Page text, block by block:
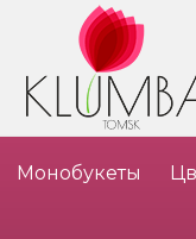
Монобукеты